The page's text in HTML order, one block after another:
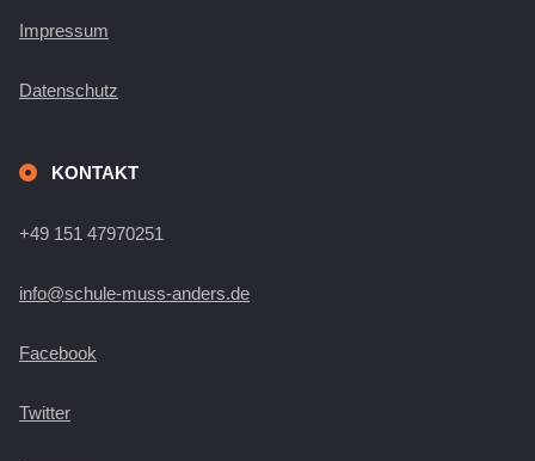
Impressum
Datenschutz
KONTAKT
+49 151 47970251
info@schule-muss-anders.de
Facebook
Twitter